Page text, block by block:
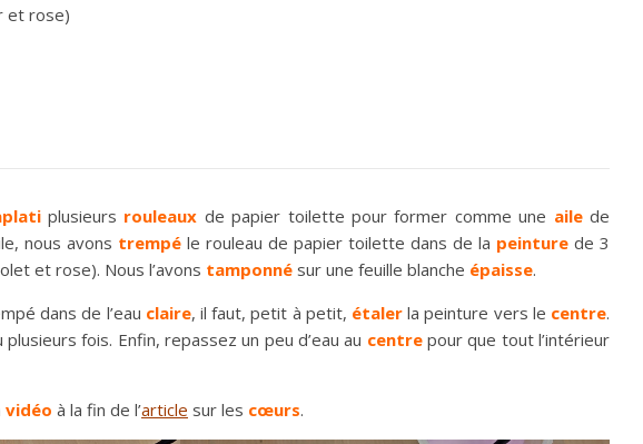
et rose)
plusieurs rouleaux de papier toilette pour former comme une aile de
nous avons trempé le rouleau de papier toilette dans de la peinture de 3
et rose). Nous l’avons tamponné sur une feuille blanche épaisse.
dans de l’eau claire, il faut, petit à petit, étaler la peinture vers le centre.
plusieurs fois. Enfin, repassez un peu d’eau au centre pour que tout l’intérieur
vidéo à la fin de l’article sur les cœurs.